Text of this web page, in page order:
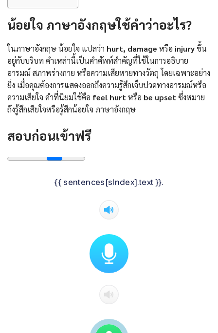
น้อยใจ ภาษาอังกฤษใช้คำว่าอะไร?
ในภาษาอังกฤษ น้อยใจ แปลว่า hurt, damage หรือ injuryขึ้น
อยู่กับบริบท คำเหล่านี้เป็นคำศัพท์สำคัญที่ใช้ในการอธิบาย
อารมณ์ สภาพร่างกาย หรือความเสียหายทางวัตถุ โดยเฉพาะอย่าง
ยิ่ง เมื่อคุณต้องการแสดงออกถึงความรู้สึกเจ็บปวดทางอารมณ์หรือ
ความเสียใจ คำที่นิยมใช้คือ feel hurt หรือ be upset ซึ่งหมาย
ถึงรู้สึกเสียใจหรือรู้สึกน้อยใจ ภาษาอังกฤษ
สอบก่อนเข้าฟรี
{{ sentences[sIndex].text }}.